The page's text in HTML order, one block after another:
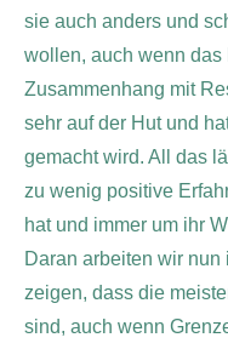
sie auch anders und
wollen, auch wenn
Zusammenhang mit
sehr auf der Hut und
gemacht wird. All das
zu wenig positive
hat und immer um ihr
Daran arbeiten wir
zeigen, dass die
sind, auch wenn